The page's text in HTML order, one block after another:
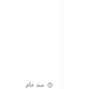
منذ عام